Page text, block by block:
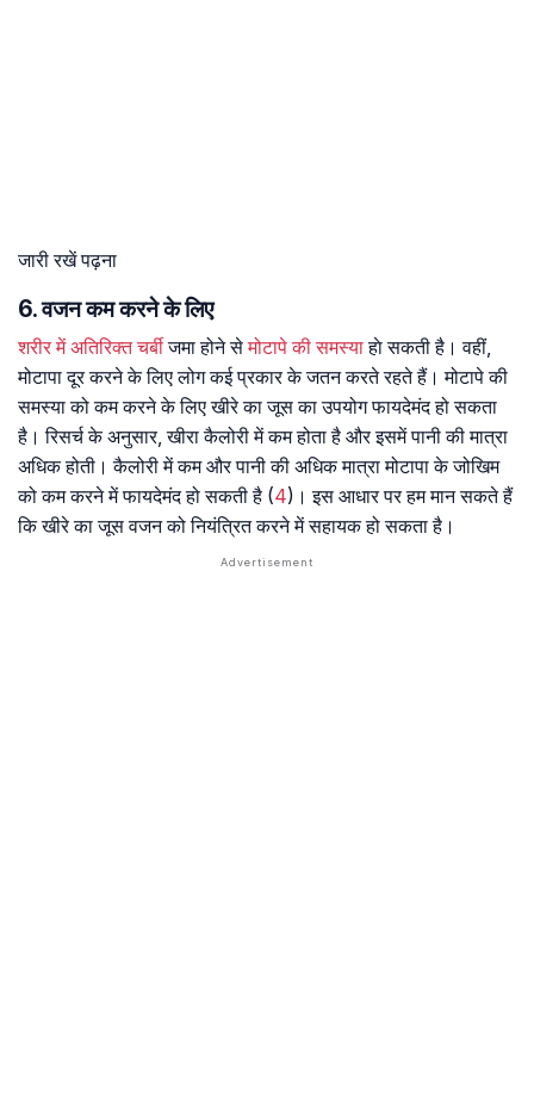
जारी रखें पढ़ना
6. वजन कम करने के लिए
शरीर में अतिरिक्त चर्बीजमा होने सेमोटापे की समस्याहाे सकती है। वहीं,
मोटापा दूर करने के लिए लोग कई प्रकार के जतन करते रहते हैं। मोटापे की
समस्या को कम करने के लिए खीरे का जूस का उपयोग फायदेमंद हो सकता
है। रिसर्च के अनुसार, खीरा कैलोरी में कम होता है और इसमें पानी की मात्रा
अधिक होती। कैलोरी में कम और पानी की अधिक मात्रा मोटापा के जोखिम
को कम करने में फायदेमंद हो सकती है (4)। इस आधार पर हम मान सकते हैं
कि खीरे का जूस वजन को नियंत्रित करने में सहायक हो सकता है।